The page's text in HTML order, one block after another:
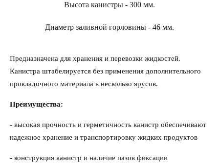
Высота канистры - 300 мм.
Диаметр заливной горловины - 46 мм.
Предназначена для хранения и перевозки жидкостей.
Канистра штабелируется без применения дополнительного
прокладочного материала в несколько ярусов.
Преимущества:
- высокая прочность и герметичность канистр обеспечивают
надежное хранение и транспортировку жидких продуктов
- конструкция канистр и наличие пазов фиксации